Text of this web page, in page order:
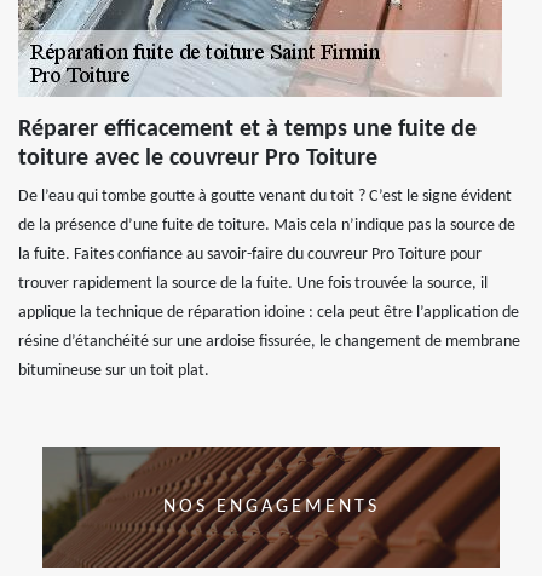
Réparer efficacement et à temps une fuite de
toiture avec le couvreur Pro Toiture
De l’eau qui tombe goutte à goutte venant du toit ? C’est le signe évident
de la présence d’une fuite de toiture. Mais cela n’indique pas la source de
la fuite. Faites confiance au savoir-faire du couvreur Pro Toiture pour
trouver rapidement la source de la fuite. Une fois trouvée la source, il
applique la technique de réparation idoine : cela peut être l’application de
résine d’étanchéité sur une ardoise fissurée, le changement de membrane
bitumineuse sur un toit plat.
NOS ENGAGEMENTS